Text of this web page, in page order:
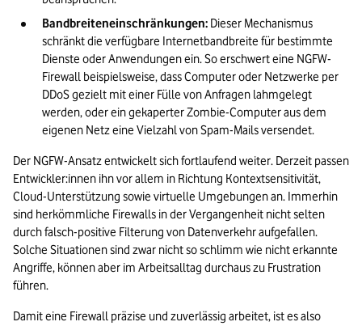
Bandbreiteneinschränkungen: Dieser Mechanismus
schränkt die verfügbare Internetbandbreite für bestimmte
Dienste oder Anwendungen ein. So erschwert eine NGFW-
Firewall beispielsweise, dass Computer oder Netzwerke per
DDoS gezielt mit einer Fülle von Anfragen lahmgelegt
werden, oder ein gekaperter Zombie-Computer aus dem
eigenen Netz eine Vielzahl von Spam-Mails versendet.
Der NGFW-Ansatz entwickelt sich fortlaufend weiter. Derzeit passen
Entwickler:innen ihn vor allem in Richtung Kontextsensitivität,
Cloud-Unterstützung sowie virtuelle Umgebungen an. Immerhin
sind herkömmliche Firewalls in der Vergangenheit nicht selten
durch falsch-positive Filterung von Datenverkehr aufgefallen.
Solche Situationen sind zwar nicht so schlimm wie nicht erkannte
Angriffe, können aber im Arbeitsalltag durchaus zu Frustration
führen.
Damit eine Firewall präzise und zuverlässig arbeitet, ist es also